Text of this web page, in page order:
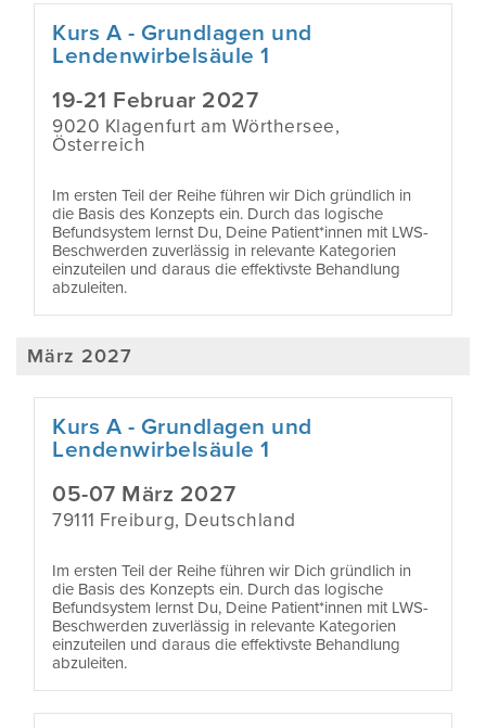
Kurs A - Grundlagen und
Lendenwirbelsäule 1
19-21 Februar 2027
9020 Klagenfurt am Wörthersee,
Österreich
Im ersten Teil der Reihe führen wir Dich gründlich in
die Basis des Konzepts ein. Durch das logische
Befundsystem lernst Du, Deine Patient*innen mit LWS-
Beschwerden zuverlässig in relevante Kategorien
einzuteilen und daraus die effektivste Behandlung
abzuleiten.
März 2027
Kurs A - Grundlagen und
Lendenwirbelsäule 1
05-07 März 2027
79111 Freiburg, Deutschland
Im ersten Teil der Reihe führen wir Dich gründlich in
die Basis des Konzepts ein. Durch das logische
Befundsystem lernst Du, Deine Patient*innen mit LWS-
Beschwerden zuverlässig in relevante Kategorien
einzuteilen und daraus die effektivste Behandlung
abzuleiten.